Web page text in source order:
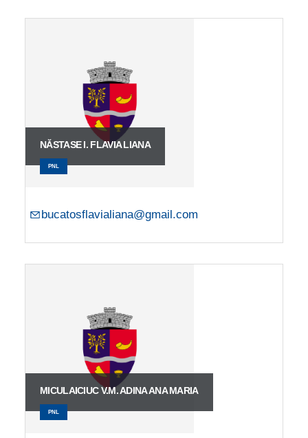
NĂSTASE I. FLAVIA LIANA
PNL
bucatosflavialiana@gmail.com
MICULAICIUC V.M. ADINA ANA MARIA
PNL